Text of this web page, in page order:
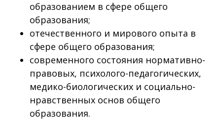
образованием в сфере общего
образования;
отечественного и мирового опыта в
сфере общего образования;
современного состояния нормативно-
правовых, психолого-педагогических,
медико-биологических и социально-
нравственных основ общего
образования.